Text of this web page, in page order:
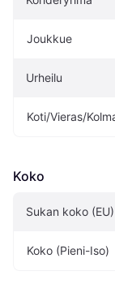
Joukkue
Urheilu
Koti/Vieras/
Koko
Sukan koko (EU)
Koko (Pieni-Iso)